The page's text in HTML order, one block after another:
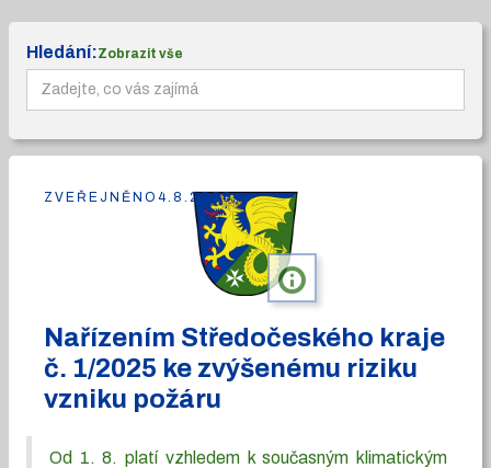
Hledání:Zobrazit vše
info
Nařízením Středočeského kraje
č. 1/2025 ke zvýšenému riziku
vzniku požáru
Od 1. 8. platí vzhledem k současným klimatickým
ZVEŘEJNĚNO 4.8.2026